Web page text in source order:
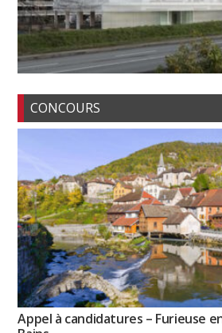
CONCOURS
Appel à candidatures – Furieuse